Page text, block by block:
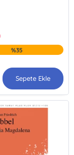
%35
Sepete Ekle